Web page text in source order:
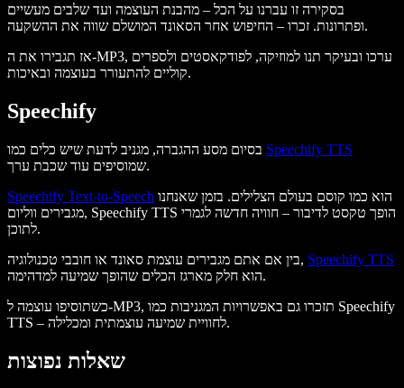
בסקירה זו עברנו על הכל – מהבנת העוצמה ועד שלבים מעשיים
ופתרונות. זכרו – החיפוש אחר הסאונד המושלם שווה את ההשקעה.
אז תגבירו את ה-MP3, ערכו ובעיקר תנו למוזיקה, לפודקאסטים ולספרים
קוליים להתעורר בעוצמה ובאיכות.
Speechify
Speechify TTS
שמוסיפים עוד שכבת ערך.
Speechify Text-to-Speech
מגבירים ווליום, Speechify TTS הופך טקסט לדיבור – חוויה חדשה לגמרי
לתוכן.
בין אם אתם מגבירים עוצמת סאונד או חובבי טכנולוגיה, Speechify TTS
הוא חלק מארגז הכלים שהופך שמיעה למדהימה.
כשתוסיפו עוצמה ל-MP3, תזכרו גם באפשרויות המגניבות כמו Speechify
TTS – לחוויית שמיעה עוצמתית ומכלילה.
שאלות נפוצות